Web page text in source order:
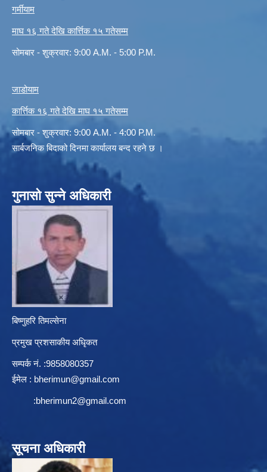
गर्मीयाम
माघ १६ गते देखि कार्त्तिक १५ गतेसम्म
सोमबार - शुक्रवार: 9:00 A.M. - 5:00 P.M.
जाडोयाम
कार्त्तिक १६ गते देखि माघ १५ गतेसम्म
सोमबार - शुक्रवार: 9:00 A.M. - 4:00 P.M.
सार्बजनिक बिदाको दिनमा कार्यालय बन्द रहने छ ।
गुनासो सुन्ने अधिकारी
बिष्णुहरि तिमल्सेना
प्रमुख प्रशसाकीय अधिृकत
सम्पर्क न‌ं. :9858080357
ईमेल : bherimun@gmail.com
:bherimun2@gmail.com
सूचना अधिकारी